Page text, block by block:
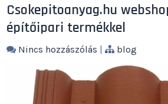
Csokepitoanyag.hu
építőipari termékkel
Nincs hozzászólás | blog